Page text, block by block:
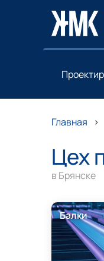
Главная
Цех
в Брянске
Балки